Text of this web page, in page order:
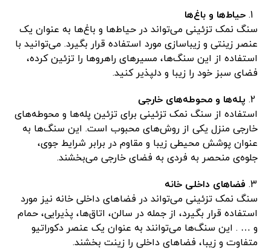
حیاط‌ها و باغ‌ها
سنگ نمک تزئینی می‌تواند در حیاط‌ها و باغ‌ها به عنوان یک
عنصر زینتی و زیباسازی مورد استفاده قرار بگیرد. می‌توانید با
استفاده از این سنگ‌ها، مسیرهای راهروها را تزئین کرده،
فضای سبز خود را زیبا و دلپذیر کنید.
پله‌ها و محوطه‌های خارجی
استفاده از سنگ نمک تزئینی برای تزئین پله‌ها و محوطه‌های
خارجی منزل یکی از روش‌های محبوب است. این سنگ‌ها به
عنوان پوشش محیطی زیبا و مقاوم در برابر شرایط جوی،
جلوه‌ی منحصر به فردی به فضای خارجی می‌بخشند.
فضاهای داخلی خانه
سنگ نمک تزئینی می‌تواند در فضاهای داخلی خانه نیز مورد
استفاده قرار بگیرد، از جمله در سالن، اتاق‌ها، پذیرایی، حمام
و … . این سنگ‌ها می‌توانند به عنوان یک عنصر دکوراتیو
متفاوت و زیبا، فضاهای داخلی را زینت بخشند.